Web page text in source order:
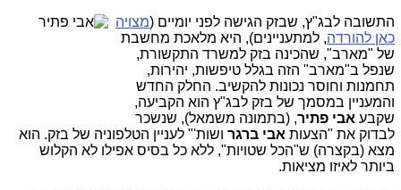
התשובה לבג"ץ, שבזק הגישה לפני יומיים (מצויה
כאן להורדה, למתעניינים), היא מלאכת מחשבת
של "מארב", שהכינה בזק למשרד התקשורת,
שנפל ב"מארב" הזה בגלל טיפשות, יהירות,
תחמנות וחוסר נכונות להקשיב. החלק החדש
והמעניין במסמך של בזק לבג"ץ הוא הקביעה,
שקבע אבי פתיר, (בתמונה משמאל), שנשכר
לבדוק את "הצעות אבי ברגר ושות'" לעניין הטלפוניה של בזק. הוא
מצא (בקצרה) ש"הכל שטויות", ללא כל בסיס אפילו לא הקלוש
ביותר לאיזו מציאות.